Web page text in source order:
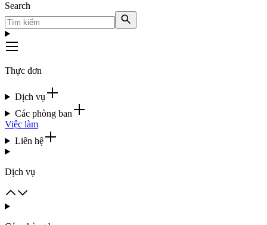
Search
Thực đơn
Dịch vụ
Các phòng ban
Việc làm
Liên hệ
Dịch vụ